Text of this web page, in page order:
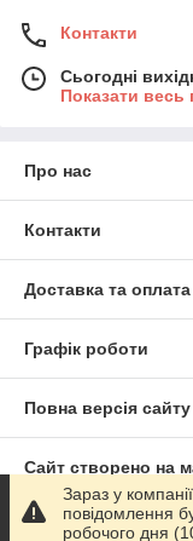
Контакти
Сьогодні
Показати весь
Про нас
Контакти
Доставка та оплата
Графік роботи
Повна версія сайту
Сайт створено на
Політика
Зараз у
повідомлення
робочого дня